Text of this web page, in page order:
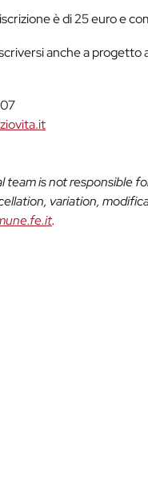
è di 25 euro e
anche a
team is not responsible
variation,
.